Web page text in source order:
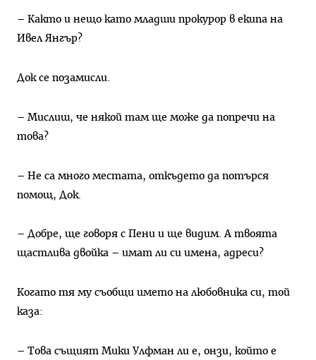
– Както и нещо като младши прокурор в екипа на
Ивел Янгър?
Док се позамисли.
– Мислиш, че някой там ще може да попречи на
това?
– Не са много местата, откъдето да потърся
помощ, Док.
– Добре, ще говоря с Пени и ще видим. А твоята
щастлива двойка – имат ли си имена, адреси?
Когато тя му съобщи името на любовника си, той
каза:
– Това същият Мики Улфман ли е, онзи, който е